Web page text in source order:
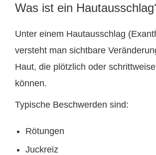
Was ist ein
Unter einem Hautausschlag
versteht man sichtbare
Haut, die plötzlich oder
können.
Typische Beschwerden sind:
Rötungen
Juckreiz